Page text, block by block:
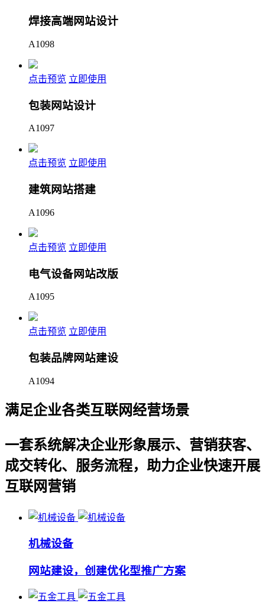
焊接高端网站设计
A1098
点击预览 立即使用
包装网站设计
A1097
点击预览 立即使用
建筑网站搭建
A1096
点击预览 立即使用
电气设备网站改版
A1095
点击预览 立即使用
包装品牌网站建设
A1094
满足企业各类互联网经营场景
一套系统解决企业形象展示、营销获客、
成交转化、服务流程，助力企业快速开展
互联网营销
机械设备
网站建设，创建优化型推广方案